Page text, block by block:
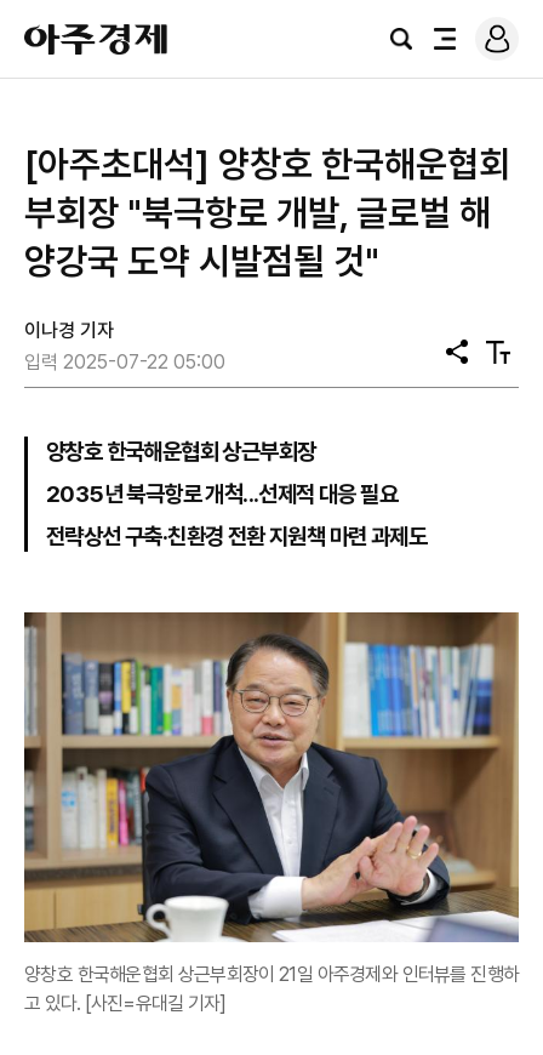
아
주
경
검
전
로
그
[아주초대석] 양창호 한국해운협회
부회장 "북극항로 개발, 글로벌 해
양강국 도약 시발점될 것"
이나경 기자
입력 2025-07-22 05:00
공
유
텍
스
양창호 한국해운협회 상근부회장
2035년 북극항로 개척...선제적 대응 필요
전략상선 구축·친환경 전환 지원책 마련 과제도
양창호 한국해운협회 상근부회장이 21일 아주경제와 인터뷰를 진행하
고 있다. [사진=유대길 기자]